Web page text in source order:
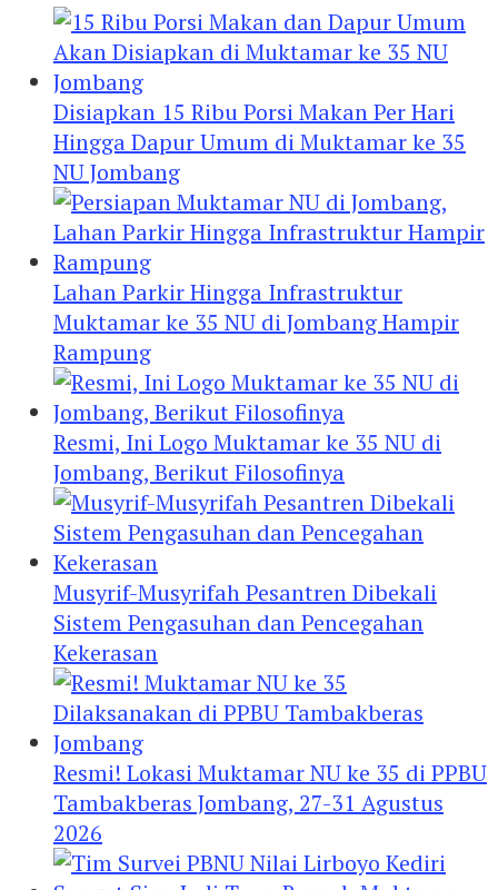
Disiapkan 15 Ribu Porsi Makan Per Hari
Hingga Dapur Umum di Muktamar ke 35
NU Jombang
Lahan Parkir Hingga Infrastruktur
Muktamar ke 35 NU di Jombang Hampir
Rampung
Resmi, Ini Logo Muktamar ke 35 NU di
Jombang, Berikut Filosofinya
Musyrif-Musyrifah Pesantren Dibekali
Sistem Pengasuhan dan Pencegahan
Kekerasan
Resmi! Lokasi Muktamar NU ke 35 di PPBU
Tambakberas Jombang, 27-31 Agustus
2026